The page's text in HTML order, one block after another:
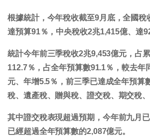
根據統計，今年稅收截至9月底，全國稅
達預算91％，中央稅收2兆1,415億、達
統計今年前三季稅收2兆9,453億元，占
112.7％，占全年預算數91.1％，較去年
元、年增5.5％，前三季已達成全年預算
稅、遺產稅、贈與稅、證交稅、期交稅、
其中證交稅表現超過預期，今年前九月
已經超過全年預算數的2,087億元。